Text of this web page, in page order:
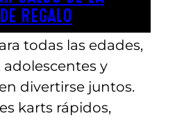
REGALOTenemos
todas las edades,
adolescentes y
divertirse juntos.
karts rápidos,